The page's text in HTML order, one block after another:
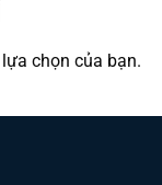
chọn của bạn.